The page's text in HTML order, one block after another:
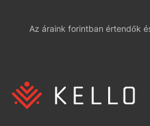
Az áraink forintban értendők